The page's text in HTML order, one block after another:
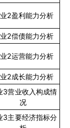
2盈利能力分析
2偿债能力分析
2运营能力分析
2成长能力分析
3营业收入构成情
况
3主要经济指标分